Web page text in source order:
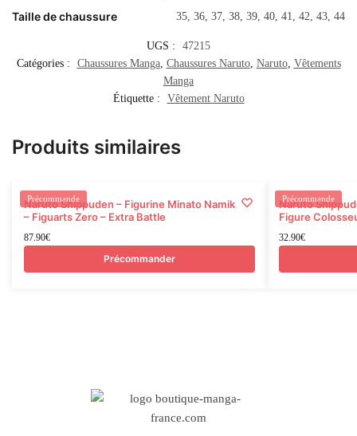
Taille de chaussure 35, 36, 37, 38, 39, 40, 41, 42, 43, 44
UGS :
47215
Catégories :
Chaussures Manga, Chaussures Naruto, Naruto, Vêtements
Manga
Étiquette :
Vêtement Naruto
Produits similaires
Précommande
Naruto Shippuden – Figurine Minato Namikaze
– Figuarts Zero – Extra Battle
87.90€
Précommander
Précommande
Naruto
Figure
32.90€